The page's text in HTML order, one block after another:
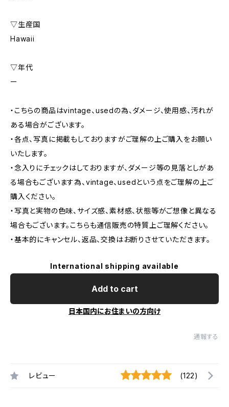
▽生産国
Hawaii
▽年代
ー
・こちらの商品はvintage、usedの為、ダメージ、使用感、汚れが
ある場合がございます。
・各点、写真に掲載もしておりますがご理解の上ご購入をお願い
いたします。
・念入りにチェックはしておりますが、ダメージ等の見落としがあ
る場合もございます為、vintage、usedという点をご理解の上ご
購入ください。
・写真と実物の色味、サイズ感、素材感、状態等がご想像と異なる
場合もございます。こちらも通信販売の特質上ご理解ください。
・基本的にキャンセル、返品、交換はお断りさせていただきます。
International shipping available
Add to cart
日本国内にお住まいの方向け
通報する
レビュー (122)